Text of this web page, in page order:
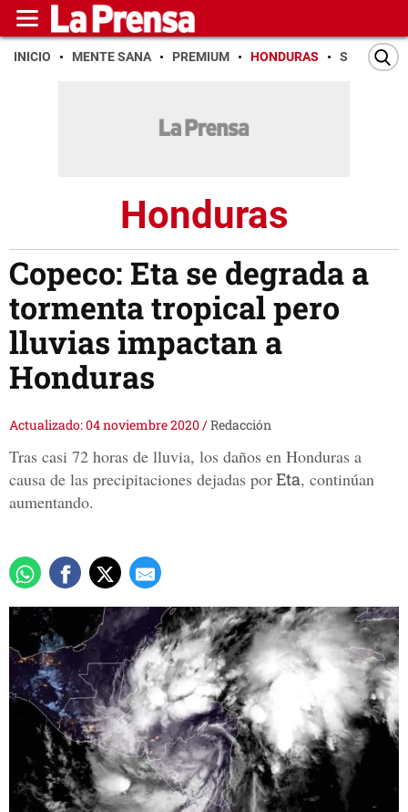
INICIO MENTE SANA PREMIUM HONDURAS SAN PEDRO
Honduras
Copeco: Eta se degrada a
tormenta tropical pero
lluvias impactan a
Honduras
Actualizado: 04 noviembre 2020/Redacción
Tras casi 72 horas de lluvia, los daños en Honduras a
causa de las precipitaciones dejadas porEta, continúan
aumentando.